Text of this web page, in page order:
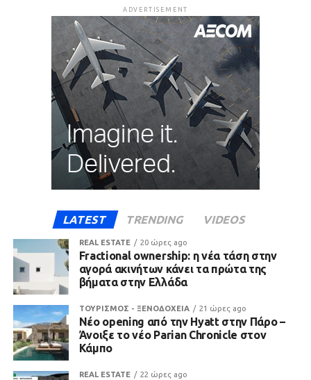
ADVERTISEMENT
LATEST TRENDING VIDEOS
REAL ESTATE 20 ώρες ago
Fractional ownership: η νέα τάση στην
αγορά ακινήτων κάνει τα πρώτα της
βήματα στην Ελλάδα
ΤΟΥΡΙΣΜΟΣ - ΞΕΝΟΔΟΧΕΙΑ 21 ώρες ago
Νέο opening από την Hyatt στην Πάρο –
Άνοιξε το νέο Parian Chronicle στον
Κάμπο
REAL ESTATE 22 ώρες ago